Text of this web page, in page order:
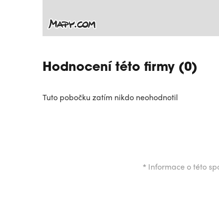
Hodnocení této firmy (0)
Tuto pobočku zatím nikdo neohodnotil
* Informace o této